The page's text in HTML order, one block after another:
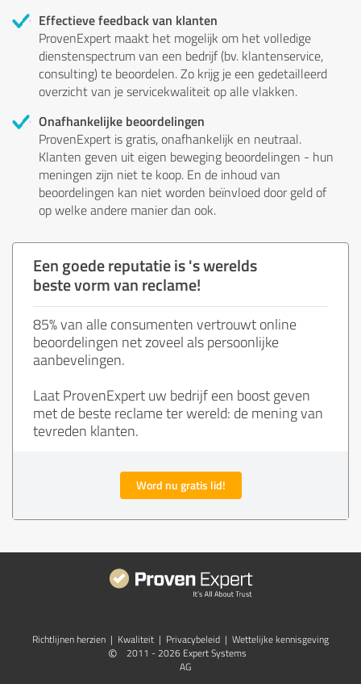
Effectieve feedback van klanten
ProvenExpert maakt het mogelijk om het volledige
dienstenspectrum van een bedrijf (bv. klantenservice,
consulting) te beoordelen. Zo krijg je een gedetailleerd
overzicht van je servicekwaliteit op alle vlakken.
Onafhankelijke beoordelingen
ProvenExpert is gratis, onafhankelijk en neutraal.
Klanten geven uit eigen beweging beoordelingen - hun
meningen zijn niet te koop. En de inhoud van
beoordelingen kan niet worden beïnvloed door geld of
op welke andere manier dan ook.
Een goede reputatie is 's werelds
beste vorm van reclame!
85% van alle consumenten vertrouwt online
beoordelingen net zoveel als persoonlijke
aanbevelingen.
Laat ProvenExpert uw bedrijf een boost geven
met de beste reclame ter wereld: de mening van
tevreden klanten.
Word nu gratis lid!
Richtlijnen herzien | Kwaliteit | Privacybeleid | Wettelijke kennisgeving
©
2011 - 2026 Expert Systems
AG